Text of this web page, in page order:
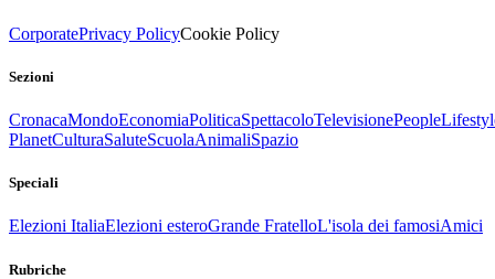
CorporatePrivacy PolicyCookie Policy
Sezioni
CronacaMondoEconomiaPoliticaSpettacoloTelevisionePeople
PlanetCulturaSaluteScuolaAnimaliSpazio
Speciali
Elezioni ItaliaElezioni esteroGrande FratelloL'isola dei famosiAmici
Rubriche